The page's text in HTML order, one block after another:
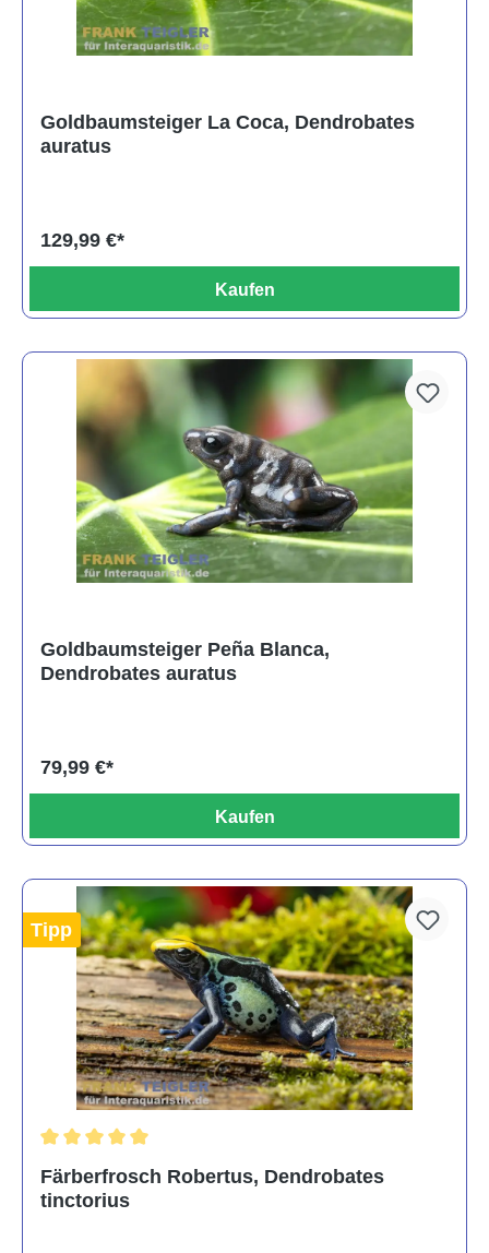
Goldbaumsteiger La Coca, Dendrobates
auratus
129,99 €*
Kaufen
Goldbaumsteiger Peña Blanca,
Dendrobates auratus
79,99 €*
Kaufen
Tipp
Färberfrosch Robertus, Dendrobates
tinctorius